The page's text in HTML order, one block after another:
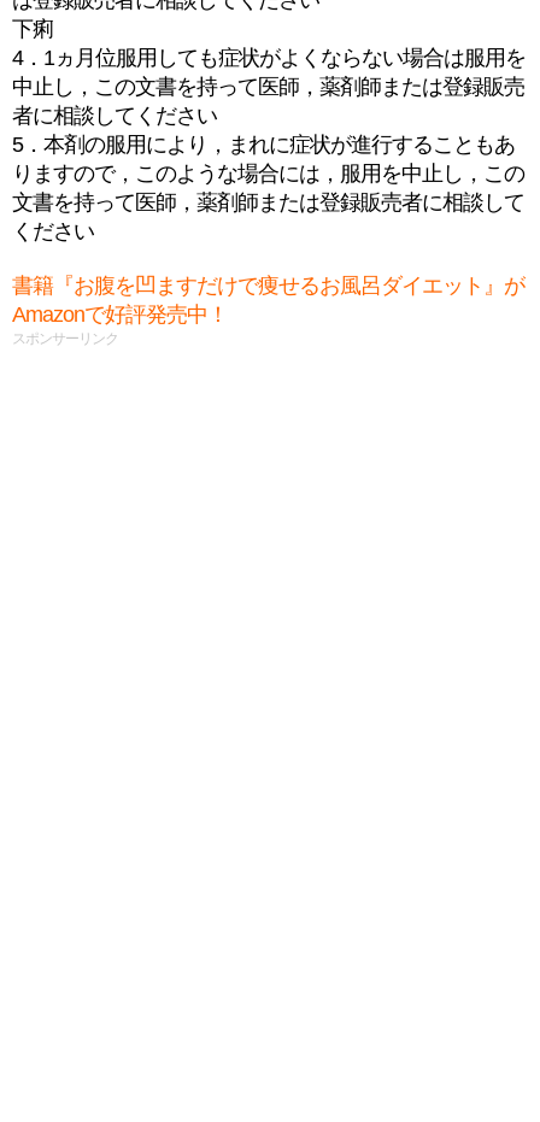
下痢
4．1ヵ月位服用しても症状がよくならない場合は服用を
中止し，この文書を持って医師，薬剤師または登録販売
者に相談してください
5．本剤の服用により，まれに症状が進行することもあ
りますので，このような場合には，服用を中止し，この
文書を持って医師，薬剤師または登録販売者に相談して
ください
書籍『お腹を凹ますだけで痩せるお風呂ダイエット』が
Amazonで好評発売中！
スポンサーリンク